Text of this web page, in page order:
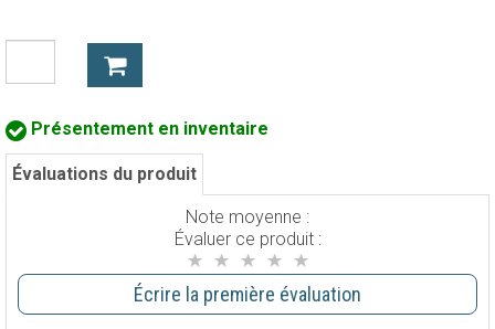
Présentement en inventaire
Évaluations du produit
Note moyenne :
Évaluer ce produit :
Écrire la première évaluation